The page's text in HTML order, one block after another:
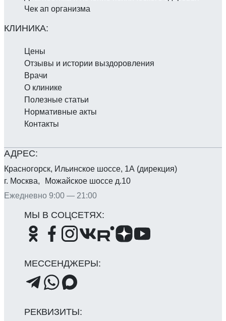
Красногорск, Ильинское шоссе, 1А (дирекция)
г. Москва, Можайское шоссе д.10
Ежедневно 9:00 — 21:00
Чек ап организма
Цены
Отзывы и истории выздоровления
Врачи
О клинике
Полезные статьи
Нормативные акты
Контакты